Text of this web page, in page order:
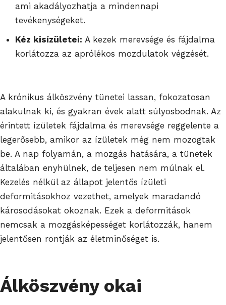
ami akadályozhatja a mindennapi
tevékenységeket.
Kéz kisízületei: A kezek merevsége és fájdalma
korlátozza az aprólékos mozdulatok végzését.
A krónikus álköszvény tünetei lassan, fokozatosan
alakulnak ki, és gyakran évek alatt súlyosbodnak. Az
érintett ízületek fájdalma és merevsége reggelente a
legerősebb, amikor az ízületek még nem mozogtak
be. A nap folyamán, a mozgás hatására, a tünetek
általában enyhülnek, de teljesen nem múlnak el.
Kezelés nélkül az állapot jelentős ízületi
deformitásokhoz vezethet, amelyek maradandó
károsodásokat okoznak. Ezek a deformitások
nemcsak a mozgásképességet korlátozzák, hanem
jelentősen rontják az életminőséget is.
Álköszvény okai